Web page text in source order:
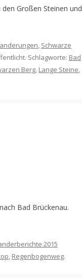
Großen Steinen und
, Schwarze
Schlagworte: Bad
Berg, Lange Steine,
Bad Brückenau.
2015
, Regenbogenweg.